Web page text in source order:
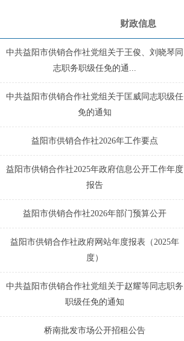
财政信息
中共益阳市供销合作社党组关于王俊、刘晓琴同
志职务职级任免的通...
中共益阳市供销合作社党组关于匡威同志职级任
免的通知
益阳市供销合作社2026年工作要点
益阳市供销合作社2025年政府信息公开工作年度
报告
益阳市供销合作社2026年部门预算公开
益阳市供销合作社政府网站年度报表（2025年
度）
中共益阳市供销合作社党组关于赵耀等同志职务
职级任免的通知
桥南批发市场公开招租公告